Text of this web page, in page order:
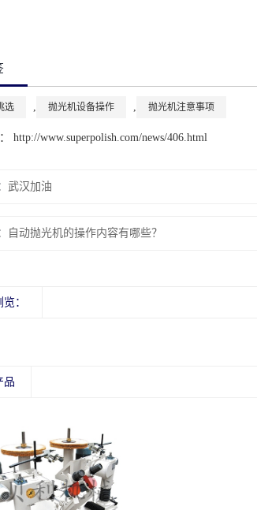
选 , 抛光机设备操作 , 抛光机注意事项
http://www.superpolish.com/news/406.html
武汉加油
自动抛光机的操作内容有哪些？
：
品